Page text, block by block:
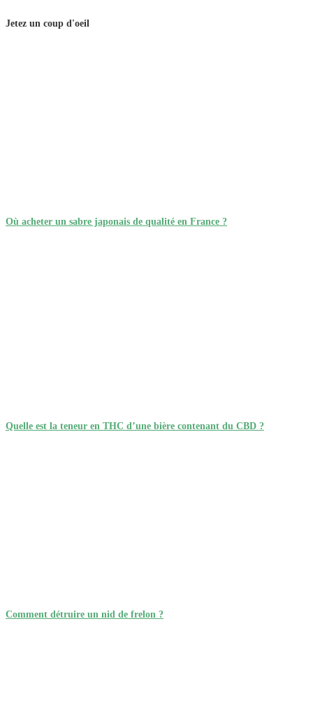
Jetez un coup d'oeil
Où acheter un sabre japonais de qualité en France ?
Quelle est la teneur en THC d’une bière contenant du CBD ?
Comment détruire un nid de frelon ?